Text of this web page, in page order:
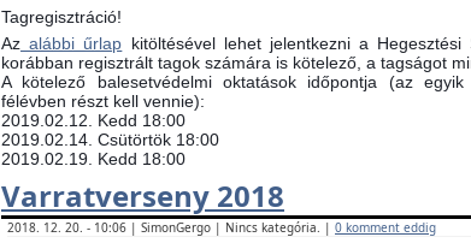
Tagregisztráció!
Az alábbi űrlap kitöltésével lehet jelentkezni a
korábban regisztrált tagok számára is kötelező, a tagságot
​A kötelező balesetvédelmi oktatások időpontja (az
félévben részt kell vennie):
​2019.02.12. Kedd 18:00
2019.02.14. Csütörtök 18:00
2019.02.19. Kedd 18:00
Varratverseny 2018
2018. 12. 20. - 10:06 | SimonGergo | Nincs kategória. | 0 komment eddig